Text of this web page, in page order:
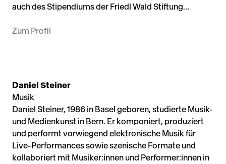
auch des Stipendiums der Friedl Wald Stiftung…
Zum Profil
Daniel Steiner
Musik
Daniel Steiner, 1986 in Basel geboren, studierte Musik-
und Medienkunst in Bern. Er komponiert, produziert
und performt vorwiegend elektronische Musik für
Live-Performances sowie szenische Formate und
kollaboriert mit Musiker:innen und Performer:innen in